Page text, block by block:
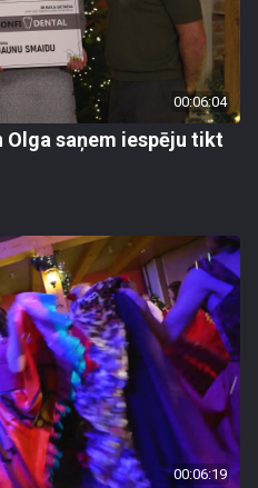
00:06:04
Olga saņem iespēju tikt
00:06:19